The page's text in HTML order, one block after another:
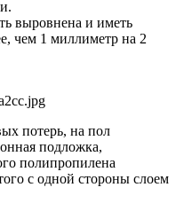
выровнена и иметь
чем 1 миллиметр на 2
потерь, на пол
подложка,
полипропилена
с одной стороны слоем